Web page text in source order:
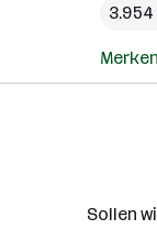
Merken
Sollen